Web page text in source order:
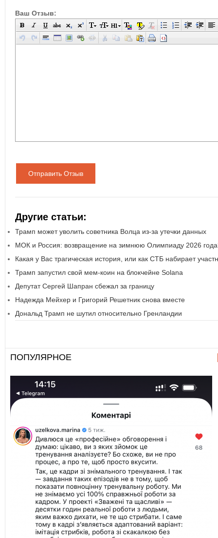
Ваш Отзыв:
Отправить Отзыв
Другие статьи:
Трамп может уволить советника Волца из-за утечки данных
МОК и Россия: возвращение на зимнюю Олимпиаду 2026
Какая у Вас трагическая история, или как СТБ набирает
Трамп запустил свой мем-коин на блокчейне Solana
Депутат Сергей Шапран сбежал за границу
Надежда Мейхер и Григорий Решетник снова вместе
Дональд Трамп не шутил относительно Гренландии
ПОПУЛЯРНОЕ